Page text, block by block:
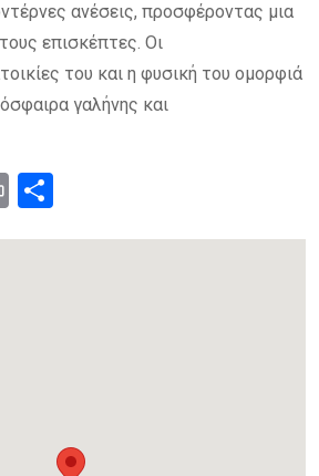
ανέσεις, προσφέροντας μια
επισκέπτες. Οι
του και η φυσική του ομορφιά
γαλήνης και
Print